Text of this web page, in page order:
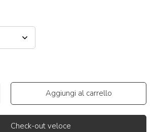
Aggiungi al carrello
Check-out veloce